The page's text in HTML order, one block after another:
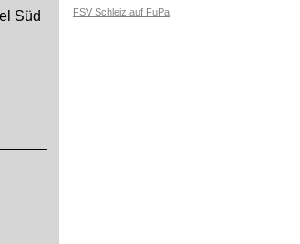
Süd FSV Schleiz auf FuPa